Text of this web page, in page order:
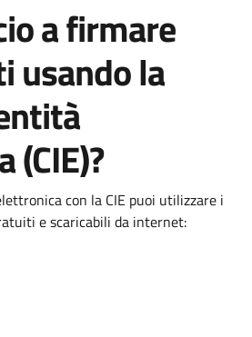
a firmare
usando la
con la CIE puoi utilizzare i
e scaricabili da internet: